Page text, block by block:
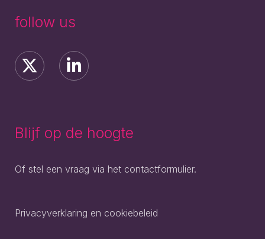
follow us
Blijf op de hoogte
Of stel een vraag via het contactformulier.
Privacyverklaring en cookiebeleid